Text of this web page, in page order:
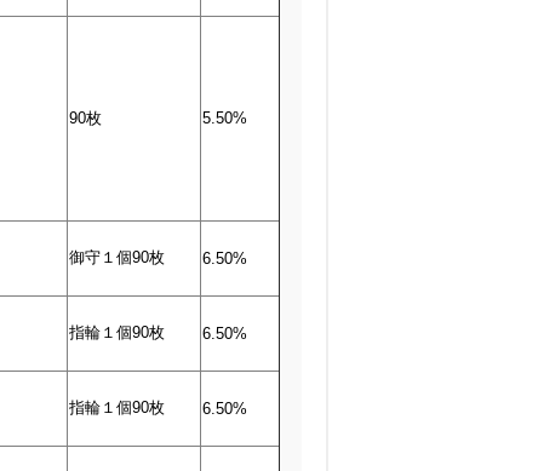
90枚 5.50%
御守１個90枚 6.50%
指輪１個90枚 6.50%
指輪１個90枚 6.50%